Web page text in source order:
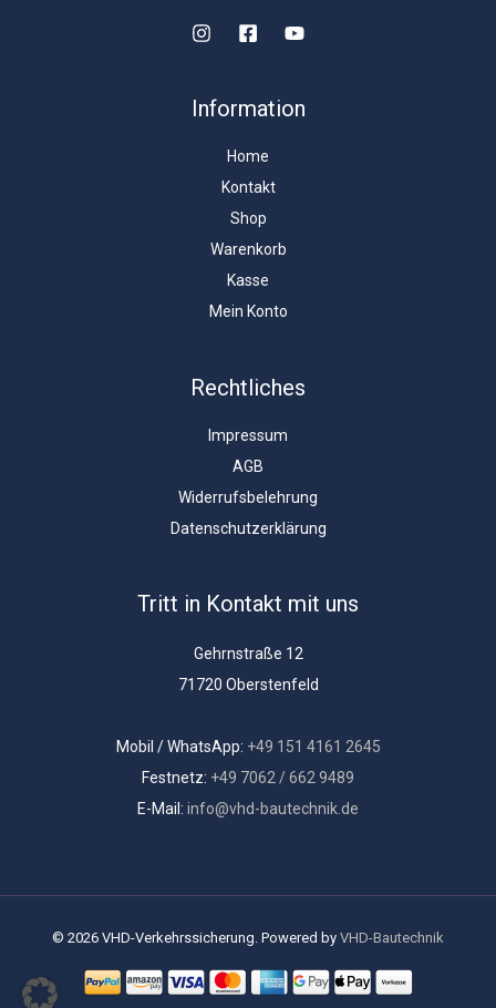
Information
Home
Kontakt
Shop
Warenkorb
Kasse
Mein Konto
Rechtliches
Impressum
AGB
Widerrufsbelehrung
Datenschutzerklärung
Tritt in Kontakt mit uns
Gehrnstraße 12
71720 Oberstenfeld
Mobil / WhatsApp: +49 151 4161 2645
Festnetz: +49 7062 / 662 9489
E-Mail: info@vhd-bautechnik.de
© 2026 VHD-Verkehrssicherung. Powered by VHD-Bautechnik